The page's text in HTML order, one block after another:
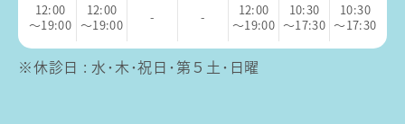
12:00
～19:00
12:00
～19:00
- -
12:00
～19:00
10:30
～17:30
10:30
～17:30
※休診日 : 水･木･祝日･第５土･日曜